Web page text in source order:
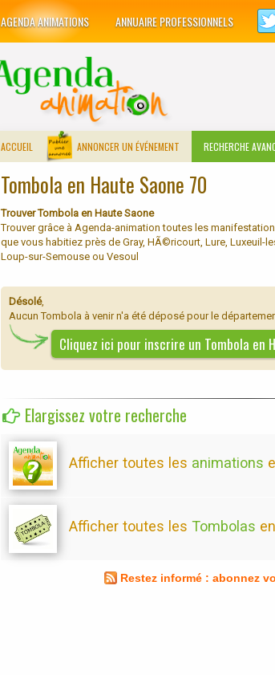
AGENDA ANIMATIONS ANNUAIRE PROFESSIONNELS
ACCUEIL ANNONCER UN ÉVÉNEMENT RECHERCHE
Tombola en Haute Saone 70
Trouver Tombola en Haute Saone
Trouver grâce à Agenda-animation toutes les
que vous habitiez près de Gray, HÃ©ricourt, Lure, Luxeuil-
Loup-sur-Semouse ou Vesoul
Désolé,
Aucun Tombola à venir n'a été déposé pour le
Cliquez ici pour inscrire un Tombola en
Elargissez votre recherche
Afficher toutes les animations
Afficher toutes les Tombolas
Restez informé : abonnez